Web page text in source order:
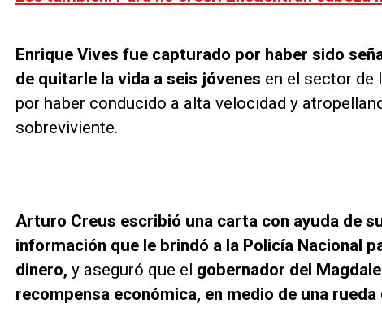
Enrique Vives fue capturado por haber sido
de quitarle la vida a seis jóvenes en el sector de
por haber conducido a alta velocidad y
sobreviviente.
Arturo Creus escribió una carta con ayuda de
información que le brindó a la Policía Nacional
dinero, y aseguró que el gobernador del
recompensa económica, en medio de una rueda